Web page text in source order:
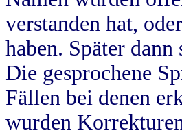
verstanden hat,
haben. Später
Die gesprochene
Fällen bei denen
wurden